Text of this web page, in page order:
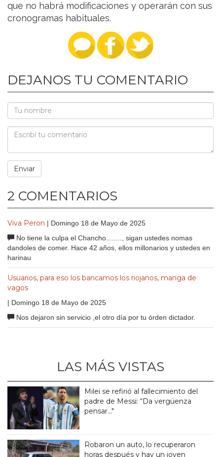
que no habrá modificaciones y operarán con sus
cronogramas habituales.
DEJANOS TU COMENTARIO
2 COMENTARIOS
Viva Peron | Domingo 18 de Mayo de 2025
No tiene la culpa el Chancho........, sigan ustedes nomas
dandoles de comer. Hace 42 años, ellos millonarios y ustedes en
harinau
Usuarios, para eso los bancamos los riojanos, manga de
vagos
| Domingo 18 de Mayo de 2025
Nos dejaron sin servicio ,el otro día por tu órden dictador.
LAS MÁS VISTAS
Milei se refirió al fallecimiento del
padre de Messi: “Da vergüenza
pensar..."
Robaron un auto, lo recuperaron
horas después y hay un joven